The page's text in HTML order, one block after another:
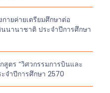
ายค่ายเตรียมศึกษาต่อ
นานาชาติ ประจำปีการศึกษา
สูตร “วิศวกรรมการบินและ
จำปีการศึกษา 2570